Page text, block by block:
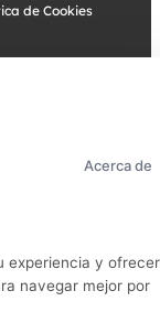
de Cookies
Acerca de
experiencia y
navegar mejor por